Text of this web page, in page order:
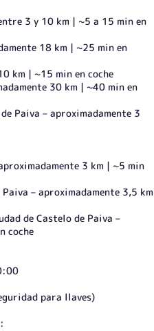
3 y 10 km | ~5 a 15 min en
18 km | ~25 min en
km | ~15 min en coche
30 km | ~40 min en
Paiva – aproximadamente 3
3 km | ~5 min
– aproximadamente 3,5 km
de Castelo de Paiva –
coche
para llaves)